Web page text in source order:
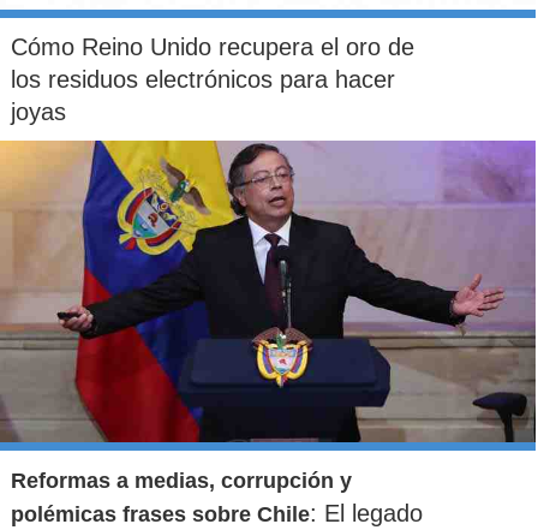
Cómo Reino Unido recupera el oro de
los residuos electrónicos para hacer
joyas
Reformas a medias, corrupción y
polémicas frases sobre Chile: El legado